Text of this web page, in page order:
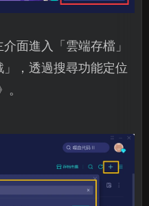
面進入「雲端存檔」
，透過搜尋功能定位